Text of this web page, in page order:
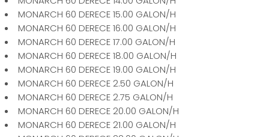
MONARCH 60 DERECE 15.00 GALON/H
MONARCH 60 DERECE 16.00 GALON/H
MONARCH 60 DERECE 17.00 GALON/H
MONARCH 60 DERECE 18.00 GALON/H
MONARCH 60 DERECE 19.00 GALON/H
MONARCH 60 DERECE 2.50 GALON/H
MONARCH 60 DERECE 2.75 GALON/H
MONARCH 60 DERECE 20.00 GALON/H
MONARCH 60 DERECE 21.00 GALON/H